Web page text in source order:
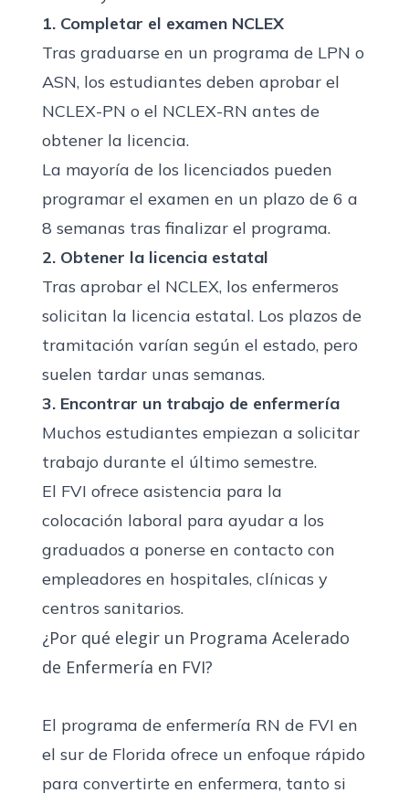
1. Completar el examen NCLEX
Tras graduarse en un programa de LPN o
ASN, los estudiantes deben aprobar el
NCLEX-PN o el NCLEX-RN antes de
obtener la licencia.
La mayoría de los licenciados pueden
programar el examen en un plazo de 6 a
8 semanas tras finalizar el programa.
2. Obtener la licencia estatal
Tras aprobar el NCLEX, los enfermeros
solicitan la licencia estatal. Los plazos de
tramitación varían según el estado, pero
suelen tardar unas semanas.
3. Encontrar un trabajo de enfermería
Muchos estudiantes empiezan a solicitar
trabajo durante el último semestre.
El FVI ofrece asistencia para la
colocación laboral para ayudar a los
graduados a ponerse en contacto con
empleadores en hospitales, clínicas y
centros sanitarios.
¿Por qué elegir un Programa Acelerado
de Enfermería en FVI?
El programa de enfermería RN de FVI en
el sur de Florida ofrece un enfoque rápido
para convertirte en enfermera, tanto si